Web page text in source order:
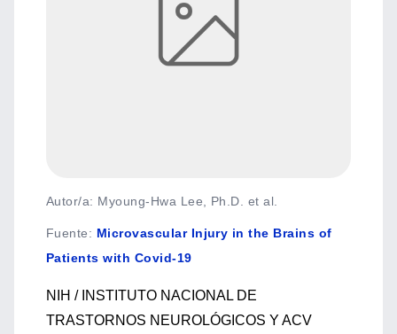
Autor/a: Myoung-Hwa Lee, Ph.D. et al.
Fuente: Microvascular Injury in the Brains of
Patients with Covid-19
NIH / INSTITUTO NACIONAL DE
TRASTORNOS NEUROLÓGICOS Y ACV